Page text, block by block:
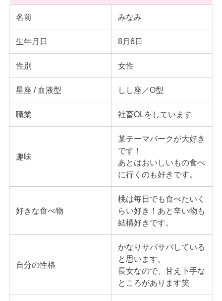
名前 みなみ
生年月日 8月6日
性別 女性
星座 / 血液型 しし座／O型
職業 社畜OLをしています
趣味
某テーマパークが大好き
です！
あとはおいしいもの食べ
に行くのも好きです。
好きな食べ物
桃は毎日でも食べたいく
らい好き！あと辛い物も
結構好きです。
自分の性格
かなりサバサバしている
と思います。
長女なので、甘え下手な
ところがあります笑